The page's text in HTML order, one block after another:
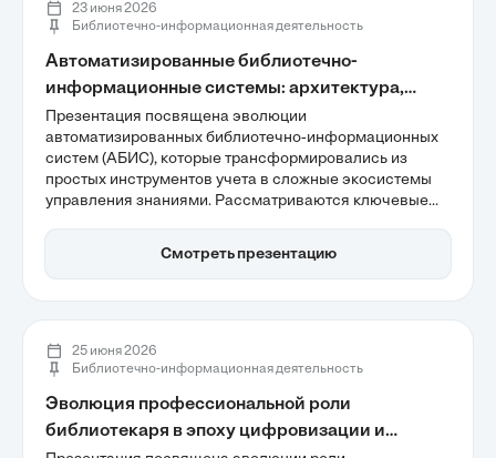
23 июня 2026
Библиотечно-информационная деятельность
Автоматизированные библиотечно-
информационные системы: архитектура,
функции и перспективы развития
Презентация посвящена эволюции
автоматизированных библиотечно-информационных
систем (АБИС), которые трансформировались из
простых инструментов учета в сложные экосистемы
управления знаниями. Рассматриваются ключевые
использование искусственного интеллекта и
интеграция с облачными технологиями. Будущее
Смотреть презентацию
25 июня 2026
Библиотечно-информационная деятельность
Эволюция профессиональной роли
библиотекаря в эпоху цифровизации и